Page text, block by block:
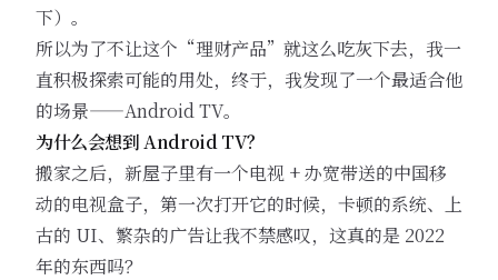
下）。
所以为了不让这个“理财产品”就这么吃灰下去，我一
直积极探索可能的用处，终于，我发现了一个最适合他
的场景——Android TV。
为什么会想到 Android TV？
搬家之后，新屋子里有一个电视 + 办宽带送的中国移
动的电视盒子，第一次打开它的时候，卡顿的系统、上
古的 UI、繁杂的广告让我不禁感叹，这真的是 2022
年的东西吗？